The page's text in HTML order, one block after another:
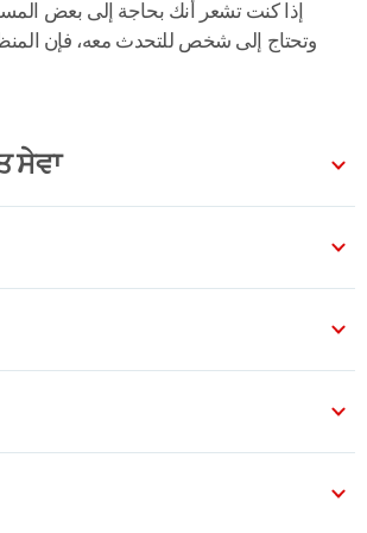
إذا كنت تشعر أنك بحاجة إلى بعض
وتحتاج إلى شخص للتحدث معه، فإن
ਸੇਵਾ